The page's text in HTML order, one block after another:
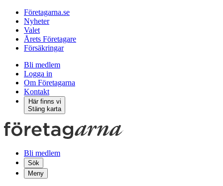
Företagarna.se
Nyheter
Valet
Årets Företagare
Försäkringar
Bli medlem
Logga in
Om Företagarna
Kontakt
Här finns vi
Stäng karta
Bli medlem
Sök
Meny